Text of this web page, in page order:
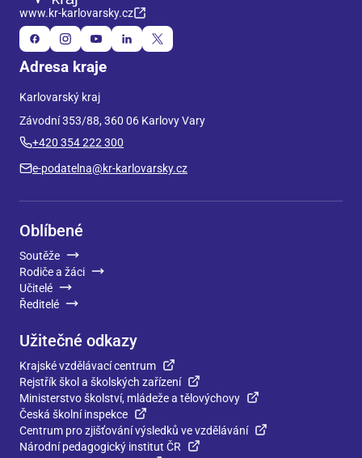
www.kr-karlovarsky.cz
Adresa kraje
Karlovarský kraj
Závodní 353/88, 360 06 Karlovy Vary
+420 354 222 300
e-podatelna@kr-karlovarsky.cz
Oblíbené
Soutěže
Rodiče a žáci
Učitelé
Ředitelé
Užitečné odkazy
Krajské vzdělávací centrum
Rejstřík škol a školských zařízení
Ministerstvo školství, mládeže a tělovýchovy
Česká školní inspekce
Centrum pro zjišťování výsledků ve vzdělávání
Národní pedagogický institut ČR